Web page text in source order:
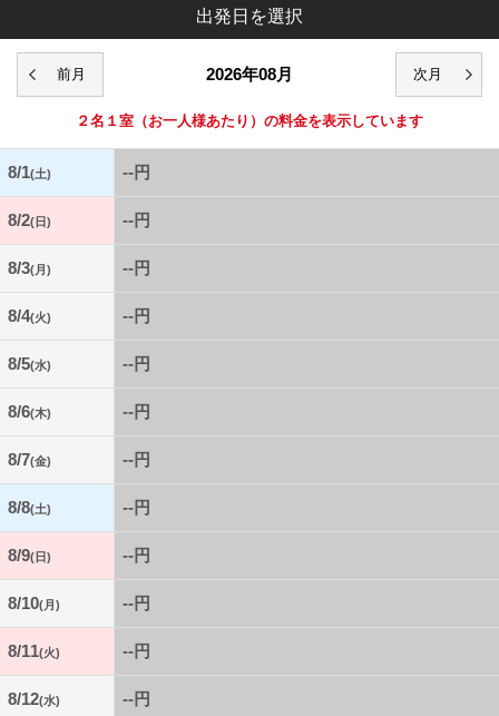
出発日を選択
2026年08月
２名１室 （お一人様あたり）の料金を表示しています
8/1(土) --円
8/2(日) --円
8/3(月) --円
8/4(火) --円
8/5(水) --円
8/6(木) --円
8/7(金) --円
8/8(土) --円
8/9(日) --円
8/10(月) --円
8/11(火) --円
8/12(水) --円